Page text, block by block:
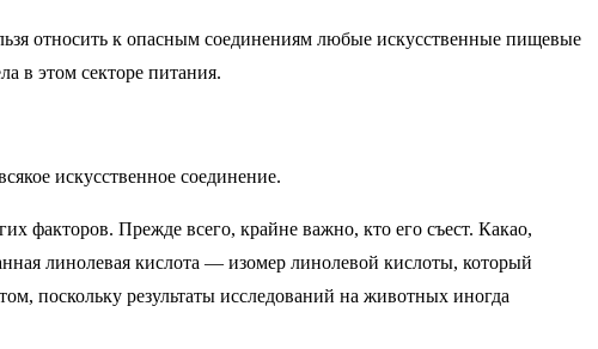
относить к опасным соединениям любые искусственные пищевые
в этом секторе питания.
искусственное соединение.
факторов. Прежде всего, крайне важно, кто его съест. Какао,
линолевая кислота — изомер линолевой кислоты, который
поскольку результаты исследований на животных иногда